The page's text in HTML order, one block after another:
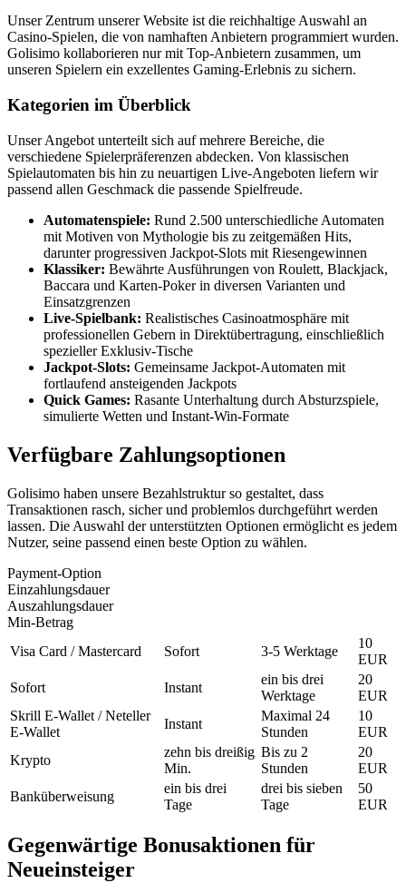
Unser Zentrum unserer Website ist die reichhaltige Auswahl an
Casino-Spielen, die von namhaften Anbietern programmiert wurden.
Golisimo kollaborieren nur mit Top-Anbietern zusammen, um
unseren Spielern ein exzellentes Gaming-Erlebnis zu sichern.
Kategorien im Überblick
Unser Angebot unterteilt sich auf mehrere Bereiche, die
verschiedene Spielerpräferenzen abdecken. Von klassischen
Spielautomaten bis hin zu neuartigen Live-Angeboten liefern wir
passend allen Geschmack die passende Spielfreude.
Automatenspiele: Rund 2.500 unterschiedliche Automaten
mit Motiven von Mythologie bis zu zeitgemäßen Hits,
darunter progressiven Jackpot-Slots mit Riesengewinnen
Klassiker: Bewährte Ausführungen von Roulett, Blackjack,
Baccara und Karten-Poker in diversen Varianten und
Einsatzgrenzen
Live-Spielbank: Realistisches Casinoatmosphäre mit
professionellen Gebern in Direktübertragung, einschließlich
spezieller Exklusiv-Tische
Jackpot-Slots: Gemeinsame Jackpot-Automaten mit
fortlaufend ansteigenden Jackpots
Quick Games: Rasante Unterhaltung durch Absturzspiele,
simulierte Wetten und Instant-Win-Formate
Verfügbare Zahlungsoptionen
Golisimo haben unsere Bezahlstruktur so gestaltet, dass
Transaktionen rasch, sicher und problemlos durchgeführt werden
lassen. Die Auswahl der unterstützten Optionen ermöglicht es jedem
Nutzer, seine passend einen beste Option zu wählen.
Payment-Option
Einzahlungsdauer
Auszahlungsdauer
Min-Betrag
Visa Card / Mastercard
Sofort 3-5 Werktage
10
EUR
Sofort
Instant
ein bis drei
Werktage
20
EUR
Skrill E-Wallet / Neteller
E-Wallet
Instant
Maximal 24
Stunden
10
EUR
Krypto
zehn bis dreißig
Min.
Bis zu 2
Stunden
20
EUR
Banküberweisung
ein bis drei
Tage
drei bis sieben
Tage
50
EUR
Gegenwärtige Bonusaktionen für
Neueinsteiger